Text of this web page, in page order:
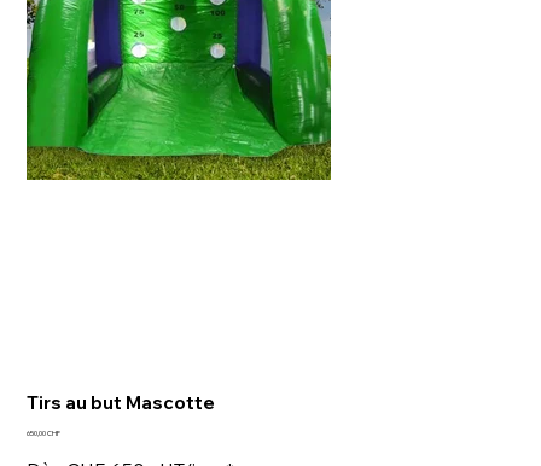
Tirs au but Mascotte
Prix
650,00 CHF